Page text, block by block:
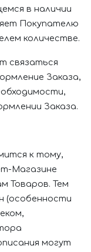
в наличии
Покупателю
количестве.
связаться
Заказа,
Заказа.
к тому,
Магазине
Товаров. Тем
(особенности
могут